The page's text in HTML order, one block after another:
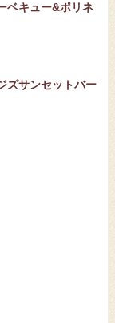
ベキュー&ポリネ
ズサンセットバー